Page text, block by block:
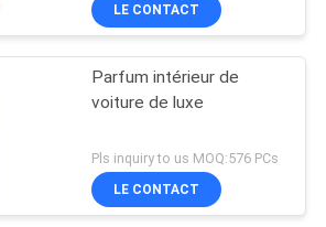
LE CONTACT
Parfum intérieur de
voiture de luxe
Pls inquiry to us MOQ:576 PCs
LE CONTACT